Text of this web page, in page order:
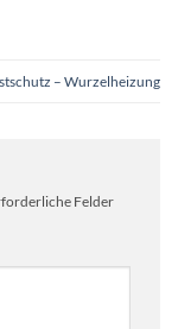
– Wurzelheizung
Felder